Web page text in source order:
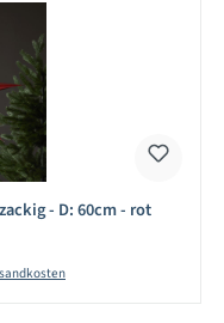
- D: 60cm - rot